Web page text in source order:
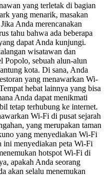
yang terletak di bagian
yang menarik, masakan
Anda merencanakan
tahu bahwa ada beberapa
dapat Anda kunjungi.
wisatawan dan
Popolo, sebuah alun-alun
kota. Di sana, Anda
yang menawarkan Wi-
hebat lainnya yang bisa
Anda dapat menikmati
tetap terhubung ke internet.
Wi-Fi di pusat sejarah
yang merupakan taman
yang menyediakan Wi-Fi
ini menyediakan peta Wi-Fi
hotspot Wi-Fi di
apakah Anda seorang
akan selalu menemukan